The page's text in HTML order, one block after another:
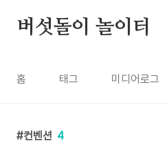
버섯돌이 놀이터
홈 태그 미디어로그
컨벤션 4